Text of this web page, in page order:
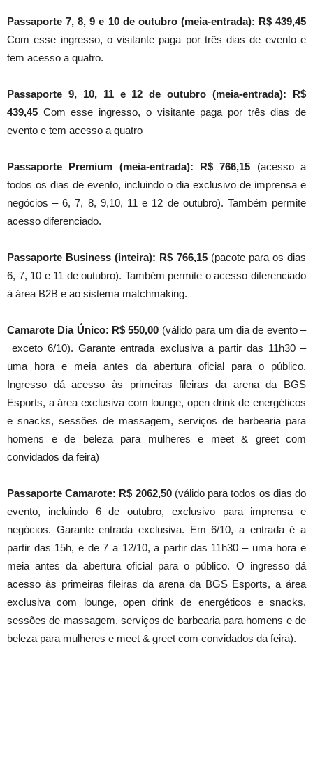
Passaporte 7, 8, 9 e 10 de outubro (meia-entrada): R$ 439,45
Com esse ingresso, o visitante paga por três dias de evento e
tem acesso a quatro.
Passaporte 9, 10, 11 e 12 de outubro (meia-entrada):
R$
439,45 Com esse ingresso, o visitante paga por três dias de
evento e tem acesso a quatro
Passaporte Premium (meia-entrada): R$ 766,15 (acesso a
todos os dias de evento, incluindo o dia exclusivo de imprensa e
negócios – 6, 7, 8, 9,10, 11 e 12 de outubro). Também permite
acesso diferenciado.
Passaporte Business (inteira): R$ 766,15 (pacote para os dias
6, 7, 10 e 11 de outubro). Também permite o acesso diferenciado
à área B2B e ao sistema matchmaking.
Camarote Dia Único: R$ 550,00 (válido para um dia de evento –
exceto 6/10). Garante entrada exclusiva a partir das 11h30 –
uma hora e meia antes da abertura oficial para o público.
Ingresso dá acesso às primeiras fileiras da arena da BGS
Esports, a área exclusiva com lounge, open drink de energéticos
e snacks, sessões de massagem, serviços de barbearia para
homens e de beleza para mulheres e meet & greet com
convidados da feira)
Passaporte Camarote: R$ 2062,50 (válido para todos os dias do
evento, incluindo 6 de outubro, exclusivo para imprensa e
negócios. Garante entrada exclusiva. Em 6/10, a entrada é a
partir das 15h, e de 7 a 12/10, a partir das 11h30 – uma hora e
meia antes da abertura oficial para o público. O ingresso dá
acesso às primeiras fileiras da arena da BGS Esports, a área
exclusiva com lounge, open drink de energéticos e snacks,
sessões de massagem, serviços de barbearia para homens e de
beleza para mulheres e meet & greet com convidados da feira).